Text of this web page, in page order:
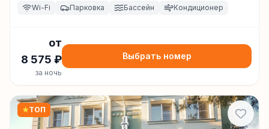
Wi-Fi Парковка Бассейн Кондиционер
от
8 575 ₽
за ночь
Выбрать номер
★ТОП